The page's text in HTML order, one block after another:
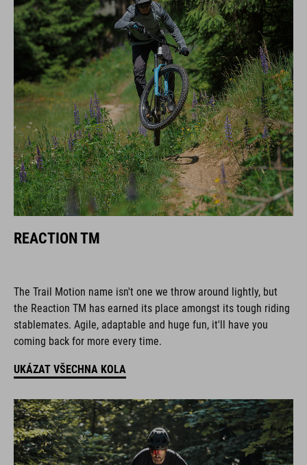
REACTION TM
The Trail Motion name isn't one we throw around lightly, but
the Reaction TM has earned its place amongst its tough riding
stablemates. Agile, adaptable and huge fun, it'll have you
coming back for more every time.
UKÁZAT VŠECHNA KOLA